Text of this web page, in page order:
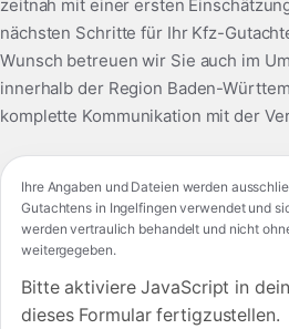
zeitnah mit einer ersten
nächsten Schritte für Ihr Kfz-
Wunsch betreuen wir Sie auch im
innerhalb der Region Baden-
komplette Kommunikation mit der
Ihre Angaben und Dateien werden
Gutachtens in Ingelfingen verwendet und
werden vertraulich behandelt und nicht
weitergegeben.
Bitte aktiviere JavaScript in
dieses Formular fertigzustellen.